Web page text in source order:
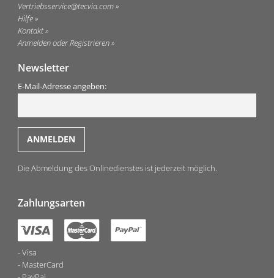
Vertriebsservice@tecvia.com
Hilfe
Kontakt
Anmelden oder Registrieren
Newsletter
E-Mail-Adresse angeben:
Die Abmeldung des Onlinedienstes ist jederzeit möglich.
Zahlungsarten
Visa
MasterCard